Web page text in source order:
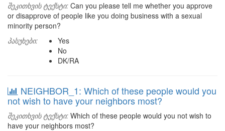
შეკითხვის ტექსტი: Can you please tell me whether you approve
or disapprove of people like you doing business with a sexual
minority person?
პასუხები:
Yes
No
DK/RA
NEIGHBOR_1: Which of these people would you
not wish to have your neighbors most?
შეკითხვის ტექსტი: Which of these people would you not wish to
have your neighbors most?